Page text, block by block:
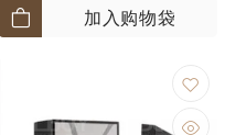
加入购物袋